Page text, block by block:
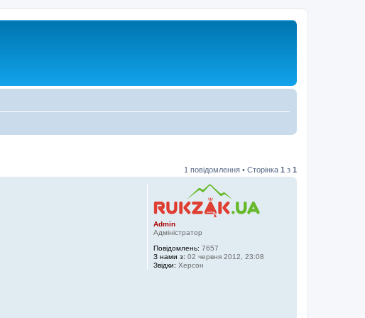
1 повідомлення • Сторінка 1 з 1
Admin
Адміністратор
Повідомлень: 7657
З нами з: 02 червня 2012, 23:08
Звідки: Херсон